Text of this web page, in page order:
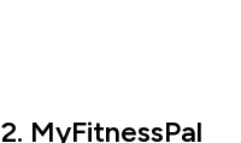
2. MyFitnessPal